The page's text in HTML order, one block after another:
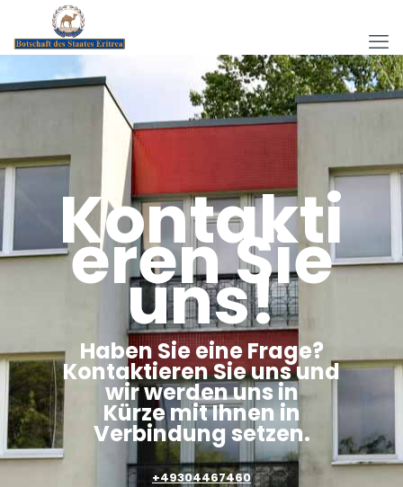
Kontakti
eren Sie
uns!
Haben Sie eine Frage?
Kontaktieren Sie uns und
wir werden uns in
Kürze mit Ihnen in
Verbindung setzen.
+49304467460